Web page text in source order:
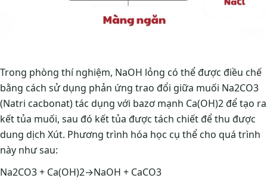
Trong phòng thí nghiệm, NaOH lỏng có thể được điều chế
bằng cách sử dụng phản ứng trao đổi giữa muối Na2CO3
(Natri cacbonat) tác dụng với bazơ mạnh Ca(OH)2 để tạo ra
kết tủa muối, sau đó kết tủa được tách chiết để thu được
dung dịch Xút. Phương trình hóa học cụ thể cho quá trình
này như sau:
Na2​CO3​ + Ca(OH)2​→NaOH + CaCO3​